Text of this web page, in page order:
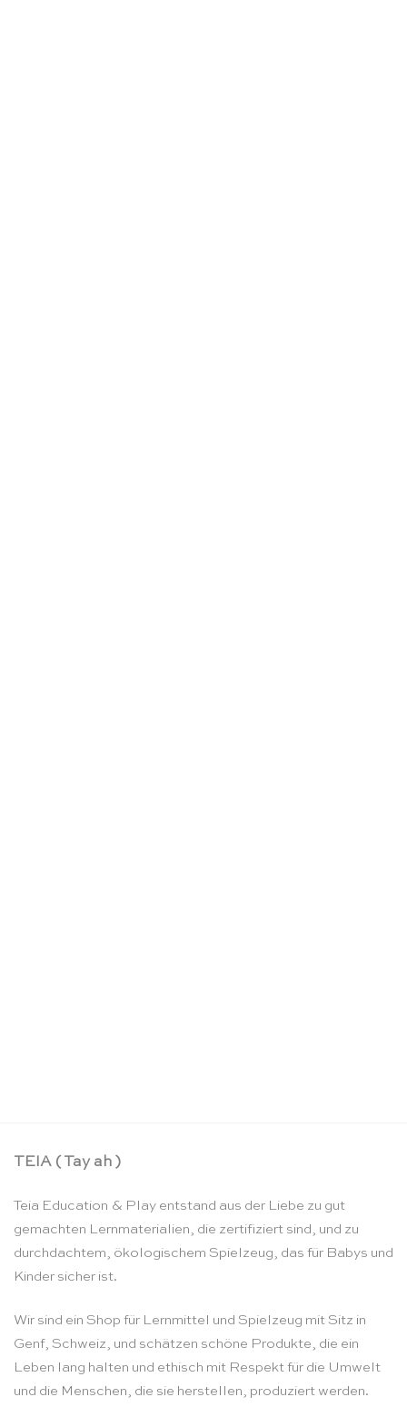
TEIA ( Tay ah )
Teia Education & Play entstand aus der Liebe zu gut
gemachten Lernmaterialien, die zertifiziert sind, und zu
durchdachtem, ökologischem Spielzeug, das für Babys und
Kinder sicher ist.
Wir sind ein Shop für Lernmittel und Spielzeug mit Sitz in
Genf, Schweiz, und schätzen schöne Produkte, die ein
Leben lang halten und ethisch mit Respekt für die Umwelt
und die Menschen, die sie herstellen, produziert werden.